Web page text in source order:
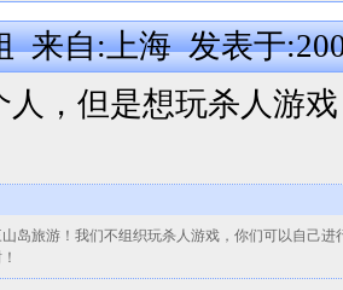
来自:上海 发表于
人，但是想玩杀人游
岛旅游！我们不组织玩杀人游戏，你们可以自己进